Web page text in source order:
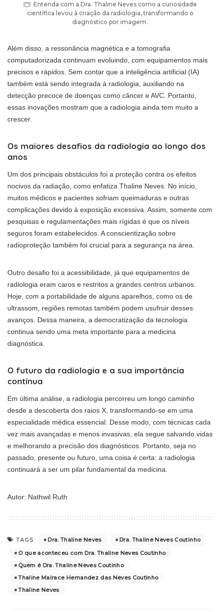
Entenda com a Dra. Thaline Neves como a curiosidade
científica levou à criação da radiologia, transformando o
diagnóstico por imagem.
Além disso, a ressonância magnética e a tomografia
computadorizada continuam evoluindo, com equipamentos mais
precisos e rápidos. Sem contar que a inteligência artificial (IA)
também está sendo integrada à radiologia, auxiliando na
detecção precoce de doenças como câncer e AVC. Portanto,
essas inovações mostram que a radiologia ainda tem muito a
crescer.
Os maiores desafios da radiologia ao longo dos
anos
Um dos principais obstáculos foi a proteção contra os efeitos
nocivos da radiação, como enfatiza Thaline Neves. No início,
muitos médicos e pacientes sofriam queimaduras e outras
complicações devido à exposição excessiva. Assim, somente com
pesquisas e regulamentações mais rígidas é que os níveis
seguros foram estabelecidos. A conscientização sobre
radioproteção também foi crucial para a segurança na área.
Outro desafio foi a acessibilidade, já que equipamentos de
radiologia eram caros e restritos a grandes centros urbanos.
Hoje, com a portabilidade de alguns aparelhos, como os de
ultrassom, regiões remotas também podem usufruir desses
avanços. Dessa maneira, a democratização da tecnologia
continua sendo uma meta importante para a medicina
diagnóstica.
O futuro da radiologia e a sua importância
contínua
Em última análise, a radiologia percorreu um longo caminho
desde a descoberta dos raios X, transformando-se em uma
especialidade médica essencial. Desse modo, com técnicas cada
vez mais avançadas e menos invasivas, ela segue salvando vidas
e melhorando a precisão dos diagnósticos. Portanto, seja no
passado, presente ou futuro, uma coisa é certa: a radiologia
continuará a ser um pilar fundamental da medicina.
Autor: Nathwil Ruth
TAGS: Dra. Thaline Neves
Dra. Thaline Neves Coutinho
O que aconteceu com Dra. Thaline Neves Coutinho
Quem é Dra. Thaline Neves Coutinho
Thaline Mairace Hernandez das Neves Coutinho
Thaline Neves